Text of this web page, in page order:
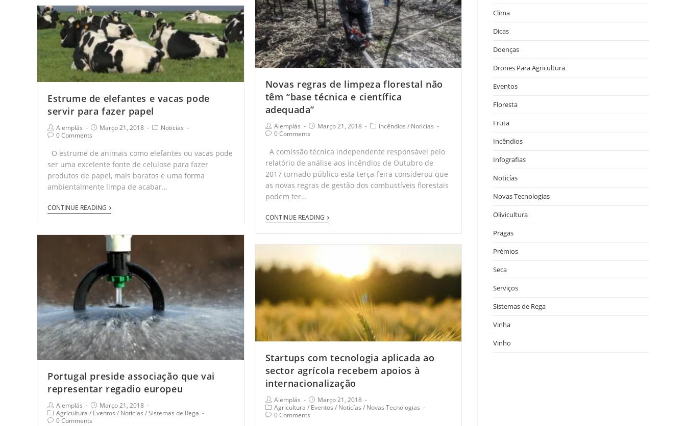
Novas regras de limpeza florestal não
têm “base técnica e científica
adequada”
Alemplás Março 21, 2018 Incêndios / Noticías
0 Comments
A comissão técnica independente responsável pelo
relatório de análise aos incêndios de Outubro de
2017 tornado público esta terça-feira considerou que
as novas regras de gestão dos combustíveis florestais
podem ter…
CONTINUE READING
Estrume de elefantes e vacas pode
servir para fazer papel
Alemplás Março 21, 2018
Noticías
0 Comments
O estrume de animais como elefantes ou vacas pode
ser uma excelente fonte de celulose para fazer
produtos de papel, mais baratos e uma forma
ambientalmente limpa de acabar…
CONTINUE READING
Portugal preside associação que vai
representar regadio europeu
Alemplás
Março 21, 2018
Agricultura / Eventos / Noticías /Sistemas de Rega
0 Comments
Startups com tecnologia aplicada ao
sector agrícola recebem apoios à
internacionalização
Alemplás
Março 21, 2018
Agricultura / Eventos / Noticías / Novas Tecnologias
0 Comments
Clima
Dicas
Doenças
Drones Para Agricultura
Eventos
Floresta
Fruta
Incêndios
Infografias
Noticías
Novas Tecnologias
Olivicultura
Pragas
Prémios
Seca
Serviços
Sistemas de Rega
Vinha
Vinho